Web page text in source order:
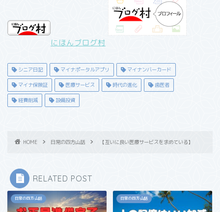
にほんブログ村
シニア日記 マイナポータルアプリ マイナンバーカード
マイナ保険証 医療サービス 時代の進化 歯医者
経費削減 設備投資
HOME 日常の四方山話 【互いに良い医療サービスを求めている】
RELATED POST
日常の四方山話 日常の四方山話